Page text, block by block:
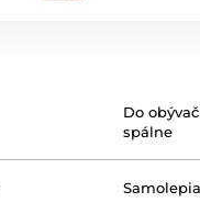
Do
spálne